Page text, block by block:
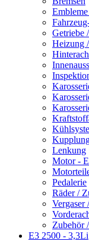
Getriebe
Heizung
Lenkung
Motor -
Pedalerie
Räder /
Vergaser
Zubehör
E3 2500 - 3,3Li